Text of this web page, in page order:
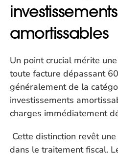
investissements
amortissables
Un point crucial mérite
toute facture dépassant
généralement de la
investissements
charges immédiatement
dans le traitement fiscal.